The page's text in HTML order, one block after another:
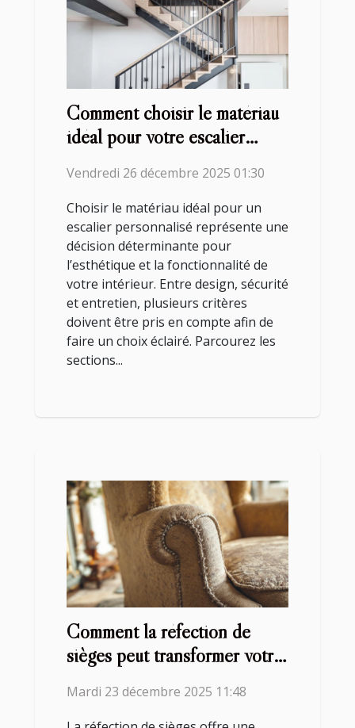
Comment choisir le matériau
idéal pour votre escalier
Vendredi 26 décembre 2025 01:30
Choisir le matériau idéal pour un
escalier personnalisé représente une
décision déterminante pour
l’esthétique et la fonctionnalité de
votre intérieur. Entre design, sécurité
et entretien, plusieurs critères
doivent être pris en compte afin de
faire un choix éclairé. Parcourez les
sections...
Comment la réfection de
sièges peut transformer votre
Mardi 23 décembre 2025 11:48